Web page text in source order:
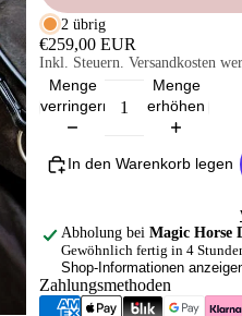
2 übrig
€259,00 EUR
Inkl. Steuern. Versandkosten
Menge
verringern
Menge
erhöhen
In den Warenkorb legen
Abholung bei Magic Horse
Gewöhnlich fertig in 4
Shop-Informationen
Zahlungsmethoden